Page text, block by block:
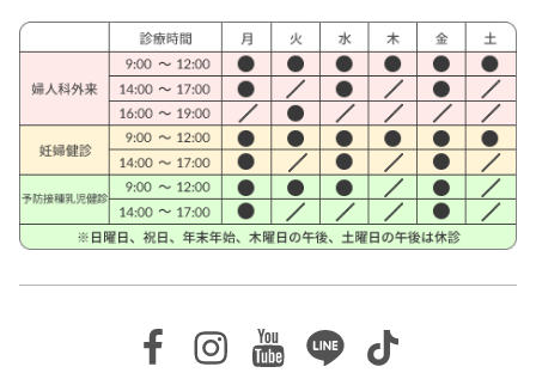
Facebook
Instagram
Youtube
LineTikTok